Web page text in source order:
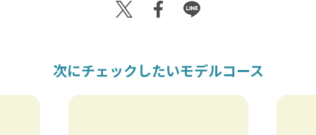
Tw
itt
Fac
eb
Lin
e
次にチェックしたいモデルコース